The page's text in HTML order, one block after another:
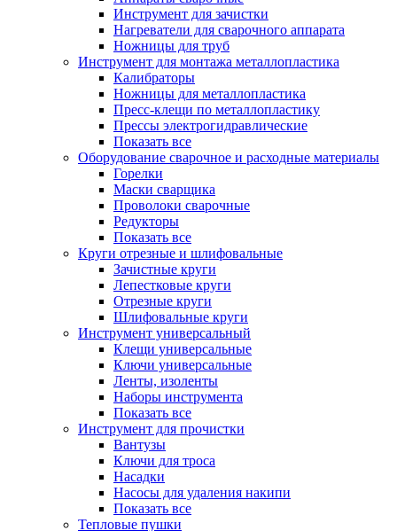
Инструмент для зачистки
Нагреватели для сварочного аппарата
Ножницы для труб
Инструмент для монтажа металлопластика
Калибраторы
Ножницы для металлопластика
Пресс-клещи по металлопластику
Прессы электрогидравлические
Показать все
Оборудование сварочное и расходные материалы
Горелки
Маски сварщика
Проволоки сварочные
Редукторы
Показать все
Круги отрезные и шлифовальные
Зачистные круги
Лепестковые круги
Отрезные круги
Шлифовальные круги
Инструмент универсальный
Клещи универсальные
Ключи универсальные
Ленты, изоленты
Наборы инструмента
Показать все
Инструмент для прочистки
Вантузы
Ключи для троса
Насадки
Насосы для удаления накипи
Показать все
Тепловые пушки